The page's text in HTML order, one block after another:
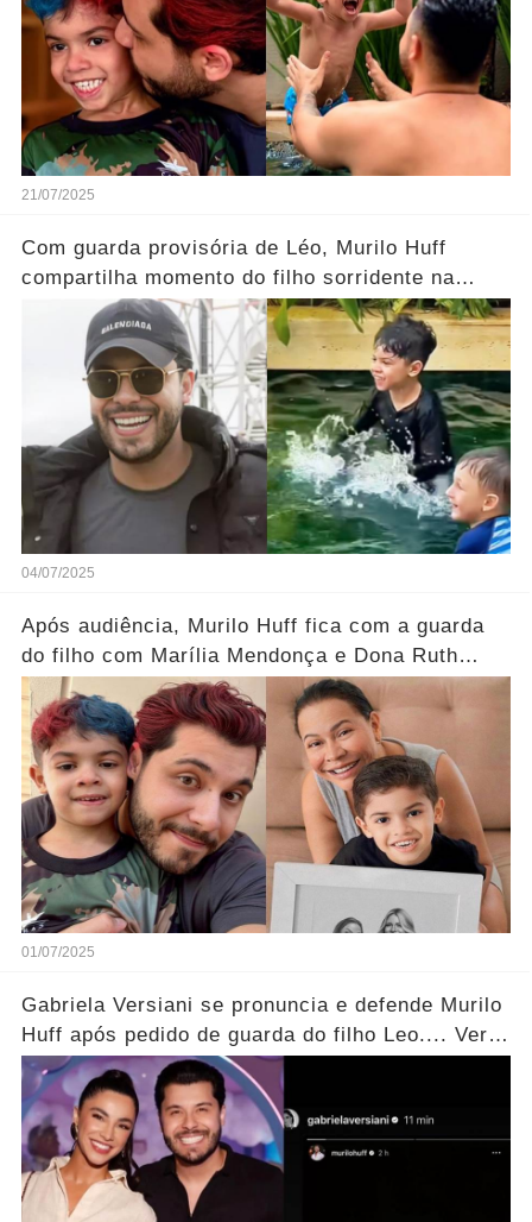
21/07/2025
Com guarda provisória de Léo, Murilo Huff
compartilha momento do filho sorridente na
piscina; vídeo
04/07/2025
Após audiência, Murilo Huff fica com a guarda
do filho com Marília Mendonça e Dona Ruth
posta registros do neto... Ver Mais
01/07/2025
Gabriela Versiani se pronuncia e defende Murilo
Huff após pedido de guarda do filho Leo.... Ver
mais